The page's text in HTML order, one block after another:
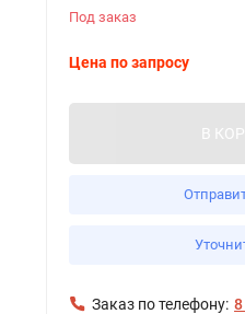
Под заказ
Цена по запросу
В
Заказ по телефону: